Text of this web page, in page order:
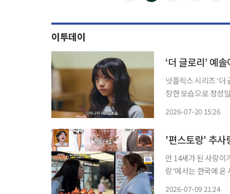
이투데이
‘더 글로리’ 예
넷플릭스 시리즈 ‘
장한 모습으로 정성일과 재회했다. 20일 유튜브 채널 ‘
2026-07-20 15:26
만 14세가 된 사랑이가 지독한 사
랑’에서는 한국에 온 사랑이
2026-07-09 21:24